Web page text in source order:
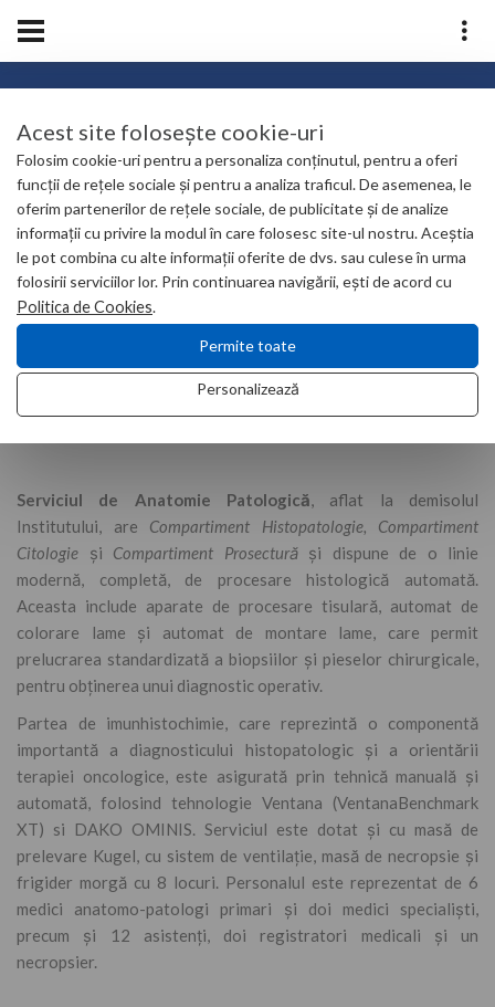
ANATOMIE PATOLOGICĂ
Home
Asistență imagistică și laborator
Anatomie Patologică
ANATOMIE PATOLOGICĂ
Serviciul de Anatomie Patologică, aflat la demisolul
Institutului, are Compartiment Histopatologie, Compartiment
Citologie și Compartiment Prosecturăși dispune de o linie
modernă, completă, de procesare histologică automată.
Aceasta include aparate de procesare tisulară, automat de
colorare lame și automat de montare lame, care permit
prelucrarea standardizată a biopsiilor și pieselor chirurgicale,
pentru obținerea unui diagnostic operativ.
Partea de imunhistochimie, care reprezintă o componentă
importantă a diagnosticului histopatologic și a orientării
terapiei oncologice, este asigurată prin tehnică manuală și
automată, folosind tehnologie Ventana (VentanaBenchmark
XT) si DAKO OMINIS. Serviciul este dotat și cu masă de
prelevare Kugel, cu sistem de ventilație, masă de necropsie și
frigider morgă cu 8 locuri. Personalul este reprezentat de 6
medici anatomo-patologi primari și doi medici specialiști,
precum și 12 asistenți, doi registratori medicali și un
necropsier.
Acest site folosește cookie-uri
Folosim cookie-uri pentru a personaliza conținutul, pentru a oferi
funcții de rețele sociale și pentru a analiza traficul. De asemenea, le
oferim partenerilor de rețele sociale, de publicitate și de analize
informații cu privire la modul în care folosesc site-ul nostru. Aceștia
le pot combina cu alte informații oferite de dvs. sau culese în urma
folosirii serviciilor lor. Prin continuarea navigării, ești de acord cu
Politica de Cookies.
Permite toate
Personalizează